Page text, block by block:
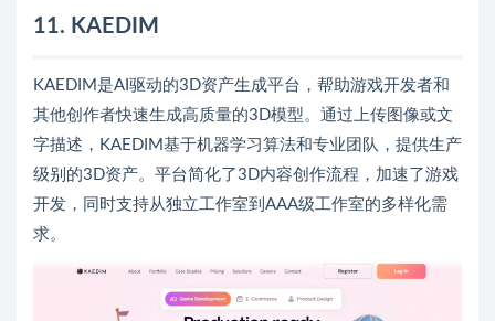
11. KAEDIM
KAEDIM是AI驱动的3D资产生成平台，帮助游戏开发者和
其他创作者快速生成高质量的3D模型。通过上传图像或文
字描述，KAEDIM基于机器学习算法和专业团队，提供生产
级别的3D资产。平台简化了3D内容创作流程，加速了游戏
开发，同时支持从独立工作室到AAA级工作室的多样化需
求。